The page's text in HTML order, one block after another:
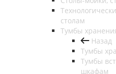
столам
Тумбы
Назад
Тумбы
Тумбы
шкафам